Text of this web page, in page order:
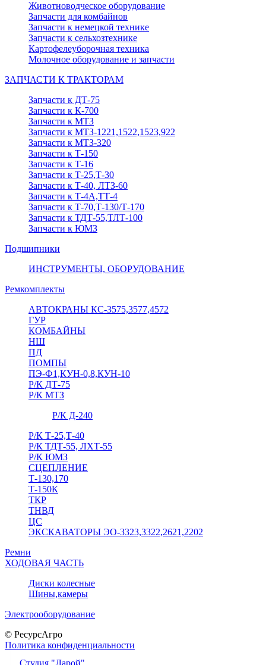
Животноводческое оборудование
Запчасти для комбайнов
Запчасти к немецкой технике
Запчасти к сельхозтехнике
Картофелеуборочная техника
Молочное оборудование и запчасти
ЗАПЧАСТИ К ТРАКТОРАМ
Запчасти к ДТ-75
Запчасти к К-700
Запчасти к МТЗ
Запчасти к МТЗ-1221,1522,1523,922
Запчасти к МТЗ-320
Запчасти к Т-150
Запчасти к Т-16
Запчасти к Т-25,Т-30
Запчасти к Т-40, ЛТЗ-60
Запчасти к Т-4А,ТТ-4
Запчасти к Т-70,Т-130/Т-170
Запчасти к ТДТ-55,ТЛТ-100
Запчасти к ЮМЗ
Подшипники
ИНСТРУМЕНТЫ, ОБОРУДОВАНИЕ
Ремкомплекты
АВТОКРАНЫ КС-3575,3577,4572
ГУР
КОМБАЙНЫ
НШ
ПД
ПОМПЫ
ПЭ-Ф1,КУН-0,8,КУН-10
Р/К ДТ-75
Р/К МТЗ
Р/К Д-240
Р/К Т-25,Т-40
Р/К ТДТ-55, ЛХТ-55
Р/К ЮМЗ
СЦЕПЛЕНИЕ
Т-130,170
Т-150К
ТКР
ТНВД
ЦС
ЭКСКАВАТОРЫ ЭО-3323,3322,2621,2202
Ремни
ХОДОВАЯ ЧАСТЬ
Диски колесные
Шины,камеры
Электрооборудование
© РесурсАгро
Политика конфиденциальности